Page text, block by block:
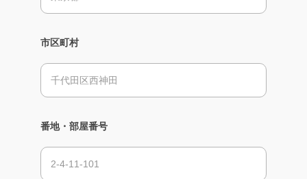
市区町村
番地・部屋番号